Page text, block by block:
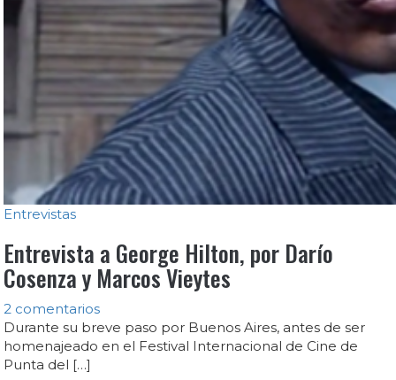
Entrevistas
Entrevista a George Hilton, por Darío
Cosenza y Marcos Vieytes
2 comentarios
Durante su breve paso por Buenos Aires, antes de ser
homenajeado en el Festival Internacional de Cine de
Punta del […]